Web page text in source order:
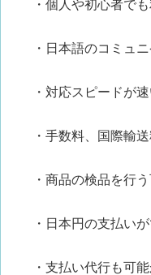
・個人や初心者で
・日本語のコミュ
・対応スピードが
・手数料、国際輸
・商品の検品を行
・日本円の支払い
・支払い代行も可